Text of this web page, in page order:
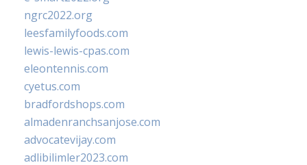
ngrc2022.org
leesfamilyfoods.com
lewis-lewis-cpas.com
eleontennis.com
cyetus.com
bradfordshops.com
almadenranchsanjose.com
advocatevijay.com
adlibilimler2023.com